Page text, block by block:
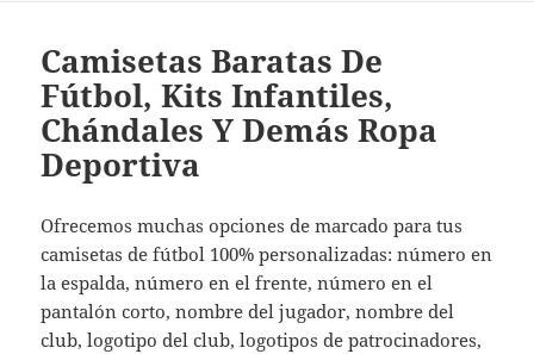
Camisetas Baratas De
Fútbol, Kits Infantiles,
Chándales Y Demás Ropa
Deportiva
Ofrecemos muchas opciones de marcado para tus
camisetas de fútbol 100% personalizadas: número en
la espalda, número en el frente, número en el
pantalón corto, nombre del jugador, nombre del
club, logotipo del club, logotipos de patrocinadores,